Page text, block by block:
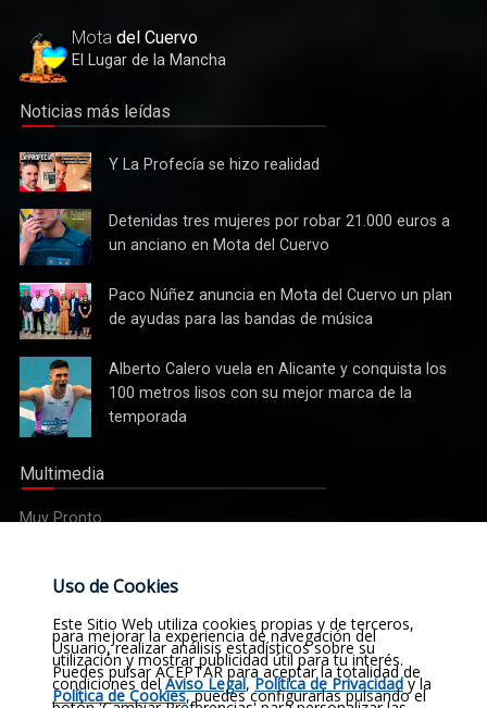
Mota del Cuervo
El Lugar de la Mancha
Noticias más leídas
Y La
Profecía
se hizo
realidad
Y La Profecía se hizo realidad
Detenidas
tres
mujeres
por robar
21.000
euros a
anciano
en Mota
del
Cuervo
Detenidas tres mujeres por robar 21.000 euros a
un anciano en Mota del Cuervo
Paco
Núñez
anuncia
en Mota
Cuervo un
plan de
para las
bandas
de
Paco Núñez anuncia en Mota del Cuervo un plan
de ayudas para las bandas de música
Alberto
Calero
vuela en
Alicante y
los 100
lisos con
Alberto Calero vuela en Alicante y conquista los
100 metros lisos con su mejor marca de la
temporada
Multimedia
Muy Pronto
Noticias Actualidad Sucesos Religión
Opinión Deportes Cultura Política Historia
Uso de Cookies
Este Sitio Web utiliza cookies propias y de terceros,
para mejorar la experiencia de navegación del
Usuario, realizar análisis estadísticos sobre su
utilización y mostrar publicidad útil para tu interés.
Puedes pulsar ACEPTAR para aceptar la totalidad de
condiciones delAviso Legal,Política de Privacidady la
Política de Cookies, puedes configurarlas pulsando el